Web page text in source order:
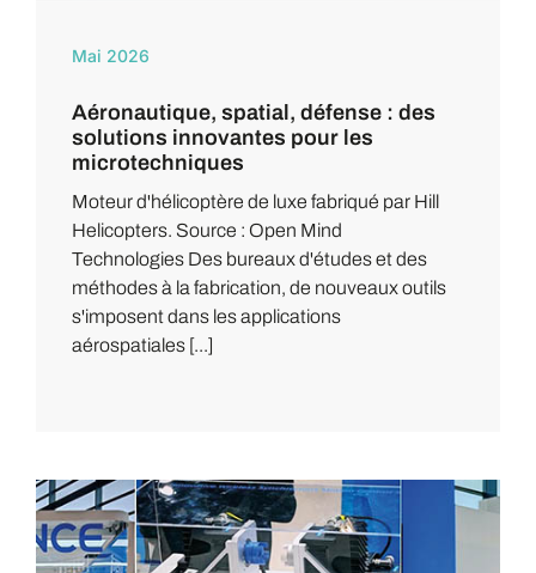
Mai 2026
Aéronautique, spatial, défense : des
solutions innovantes pour les
microtechniques
Moteur d'hélicoptère de luxe fabriqué par Hill
Helicopters. Source : Open Mind
Technologies Des bureaux d'études et des
méthodes à la fabrication, de nouveaux outils
s'imposent dans les applications
aérospatiales [...]